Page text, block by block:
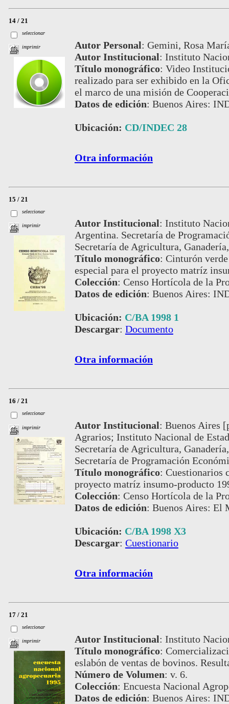
14 / 21
seleccionar
imprimir Autor Personal: Gemini, Rosa
Autor Institucional: Instituto
Título monográfico: Video
realizado para ser exhibido en la
el marco de una misión de
Datos de edición: Buenos Aires:
Ubicación: CD/INDEC 28
Otra información
15 / 21
seleccionar
imprimir Autor Institucional: Instituto
Argentina. Secretaría de
Secretaría de Agricultura,
Título monográfico: Cinturón
especial para el proyecto matríz
Colección: Censo Hortícola de la
Datos de edición: Buenos Aires:
Ubicación: C/BA 1998 1
Descargar: Documento
Otra información
16 / 21
seleccionar
imprimir Autor Institucional: Buenos Aires
Agrarios; Instituto Nacional de
Secretaría de Agricultura,
Secretaría de Programación
Título monográfico: Cuestionarios
proyecto matríz insumo-producto
Colección: Censo Hortícola de la
Datos de edición: Buenos Aires: El
Ubicación: C/BA 1998 X3
Descargar: Cuestionario
Otra información
17 / 21
seleccionar
imprimir Autor Institucional: Instituto
Título monográfico:
eslabón de ventas de bovinos.
Número de Volumen: v. 6.
Colección: Encuesta Nacional
Datos de edición: Buenos Aires: